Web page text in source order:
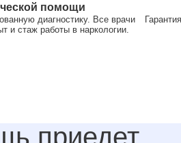
помощи
диагностику. Все врачи
и стаж работы в наркологии.
приедет